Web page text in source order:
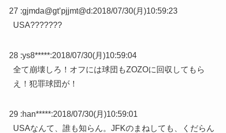
27 :gjmda@gt’pjjmt@d:2018/07/30(月)10:59:23
USA???????
28 :ys8*****:2018/07/30(月)10:59:04
全て崩壊しろ！オフには球団もZOZOに回収してもら
え！犯罪球団が！
29 :han*****:2018/07/30(月)10:59:01
USAなんて、誰も知らん。JFKのまねしても、くだらん